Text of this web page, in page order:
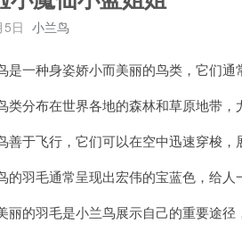
日 小兰鸟
一种身姿娇小而美丽的鸟类，它们通
分布在世界各地的森林和草原地带，
于飞行，它们可以在空中迅速穿梭，
羽毛通常呈现出宏伟的宝蓝色，给人
的羽毛是小兰鸟展示自己的重要途径